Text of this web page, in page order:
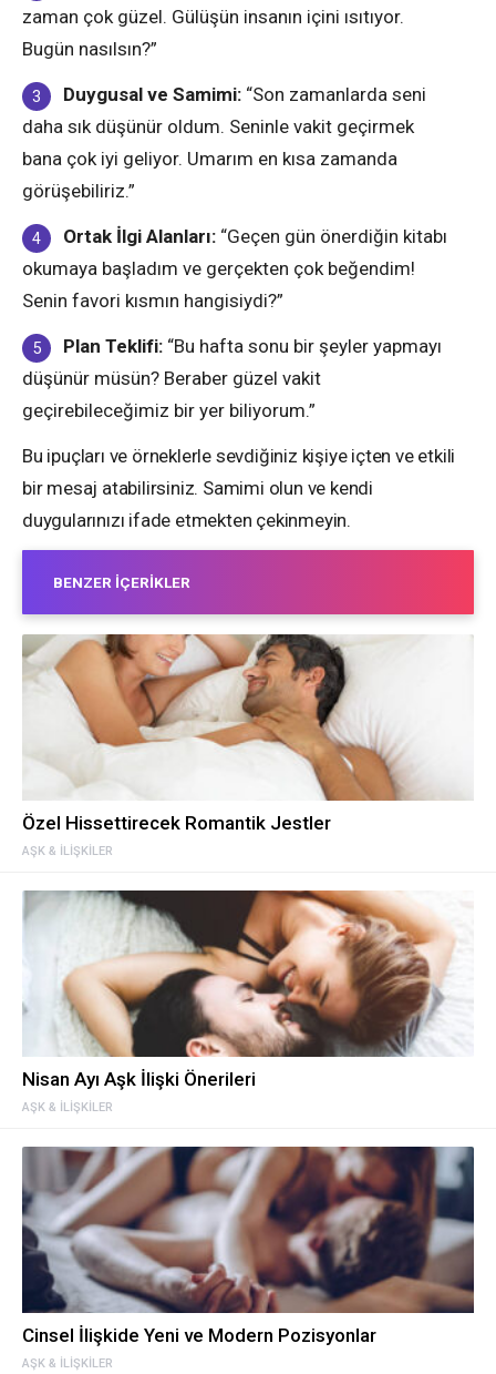
zaman çok güzel. Gülüşün insanın içini ısıtıyor.
Bugün nasılsın?”
Duygusal ve Samimi: “Son zamanlarda seni
daha sık düşünür oldum. Seninle vakit geçirmek
bana çok iyi geliyor. Umarım en kısa zamanda
görüşebiliriz.”
Ortak İlgi Alanları: “Geçen gün önerdiğin kitabı
okumaya başladım ve gerçekten çok beğendim!
Senin favori kısmın hangisiydi?”
Plan Teklifi: “Bu hafta sonu bir şeyler yapmayı
düşünür müsün? Beraber güzel vakit
geçirebileceğimiz bir yer biliyorum.”
Bu ipuçları ve örneklerle sevdiğiniz kişiye içten ve etkili
bir mesaj atabilirsiniz. Samimi olun ve kendi
duygularınızı ifade etmekten çekinmeyin.
BENZER İÇERIKLER
AŞK & İLIŞKILER
Özel Hissettirecek Romantik Jestler
AŞK & İLIŞKILER
Nisan Ayı Aşk İlişki Önerileri
AŞK & İLIŞKILER
Cinsel İlişkide Yeni ve Modern Pozisyonlar